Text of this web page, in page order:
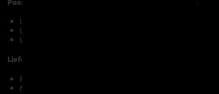
Lamborghini Urus
Lamborghini Urus S
Lamborghini Urus Performante
Lieferumfang, Ausführung:
PD700 Frontspoiler für Lamborghini Urus
Montagematerial (auf spezielle Anfrage)